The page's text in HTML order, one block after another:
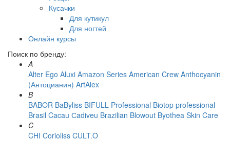
Кусачки
Для кутикул
Для ногтей
Онлайн курсы
Поиск по бренду:
A
Alter Ego Aluxi Amazon Series American Crew Anthocyanin
(Антоцианин) ArtAlex
B
BABOR BaByliss BIFULL Professional Biotop professional
Brasil Cacau Сadiveu Brazilian Blowout Byothea Skin Care
C
CHI Corioliss CULT.O